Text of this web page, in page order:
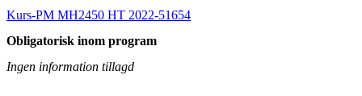
Kurs-PM MH2450 HT 2022-51654
Obligatorisk inom program
Ingen information tillagd